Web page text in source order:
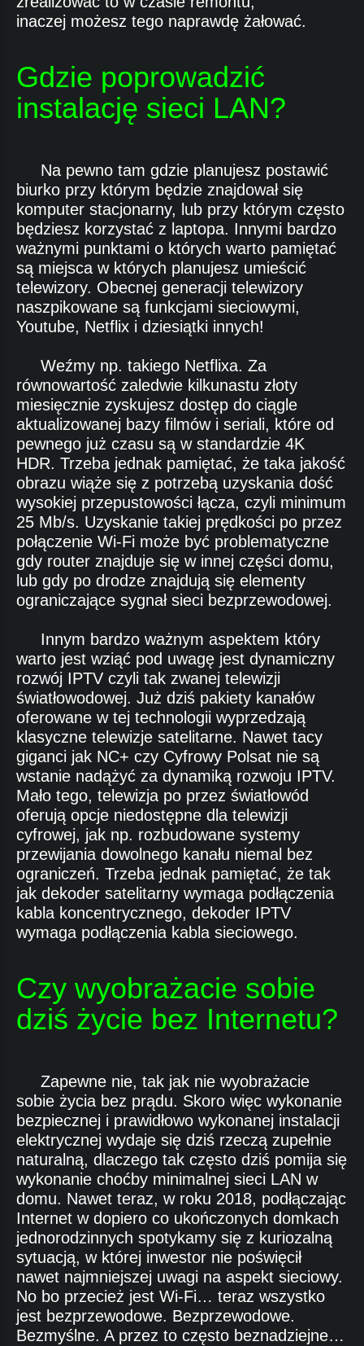
inaczej możesz tego naprawdę żałować.
Gdzie poprowadzić
instalację sieci LAN?
Na pewno tam gdzie planujesz postawić
biurko przy którym będzie znajdował się
komputer stacjonarny, lub przy którym często
będziesz korzystać z laptopa. Innymi bardzo
ważnymi punktami o których warto pamiętać
są miejsca w których planujesz umieścić
telewizory. Obecnej generacji telewizory
naszpikowane są funkcjami sieciowymi,
Youtube, Netflix i dziesiątki innych!
Weźmy np. takiego Netflixa. Za
równowartość zaledwie kilkunastu złoty
miesięcznie zyskujesz dostęp do ciągle
aktualizowanej bazy filmów i seriali, które od
pewnego już czasu są w standardzie 4K
HDR. Trzeba jednak pamiętać, że taka jakość
obrazu wiąże się z potrzebą uzyskania dość
wysokiej przepustowości łącza, czyli minimum
25 Mb/s. Uzyskanie takiej prędkości po przez
połączenie Wi-Fi może być problematyczne
gdy router znajduje się w innej części domu,
lub gdy po drodze znajdują się elementy
ograniczające sygnał sieci bezprzewodowej.
Innym bardzo ważnym aspektem który
warto jest wziąć pod uwagę jest dynamiczny
rozwój IPTV czyli tak zwanej telewizji
światłowodowej. Już dziś pakiety kanałów
oferowane w tej technologii wyprzedzają
klasyczne telewizje satelitarne. Nawet tacy
giganci jak NC+ czy Cyfrowy Polsat nie są
wstanie nadążyć za dynamiką rozwoju IPTV.
Mało tego, telewizja po przez światłowód
oferują opcje niedostępne dla telewizji
cyfrowej, jak np. rozbudowane systemy
przewijania dowolnego kanału niemal bez
ograniczeń. Trzeba jednak pamiętać, że tak
jak dekoder satelitarny wymaga podłączenia
kabla koncentrycznego, dekoder IPTV
wymaga podłączenia kabla sieciowego.
Czy wyobrażacie sobie
dziś życie bez Internetu?
Zapewne nie, tak jak nie wyobrażacie
sobie życia bez prądu. Skoro więc wykonanie
bezpiecznej i prawidłowo wykonanej instalacji
elektrycznej wydaje się dziś rzeczą zupełnie
naturalną, dlaczego tak często dziś pomija się
wykonanie choćby minimalnej sieci LAN w
domu. Nawet teraz, w roku 2018, podłączając
Internet w dopiero co ukończonych domkach
jednorodzinnych spotykamy się z kuriozalną
sytuacją, w której inwestor nie poświęcił
nawet najmniejszej uwagi na aspekt sieciowy.
No bo przecież jest Wi-Fi… teraz wszystko
jest bezprzewodowe. Bezprzewodowe.
Bezmyślne. A przez to często beznadziejne…